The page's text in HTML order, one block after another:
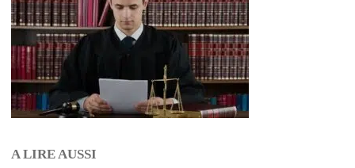
A LIRE AUSSI